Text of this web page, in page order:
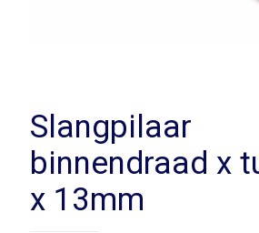
Slangpilaar
binnendraad x
x 13mm